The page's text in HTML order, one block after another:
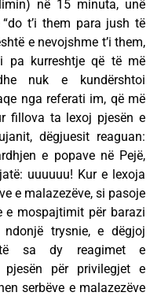
në 15 minuta, unë
t’i them para jush të
e nevojshme t’i them,
pa kurreshtje që të më
nuk e kundërshtoi
nga referati im, që më
fillova ta lexoj pjesën e
dëgjuesit reaguan:
e popave në Pejë,
uuuuuu! Kur e lexoja
e malazezëve, si pasoje
e mospajtimit për barazi
trysnie, e dëgjoj
sa dy reagimet e
për privilegjet e
serbëve e malazezëve